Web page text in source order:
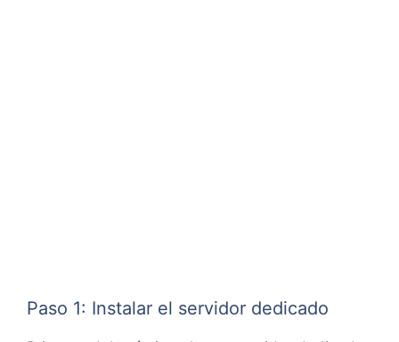
Paso 1: Instalar el servidor dedicado